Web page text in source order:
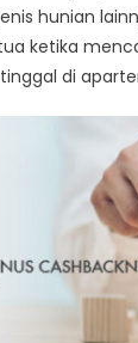
hunian
ketika
di